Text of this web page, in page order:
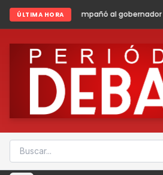
ÚLTIMA HORA
al gobernador en gira de trabajo en la